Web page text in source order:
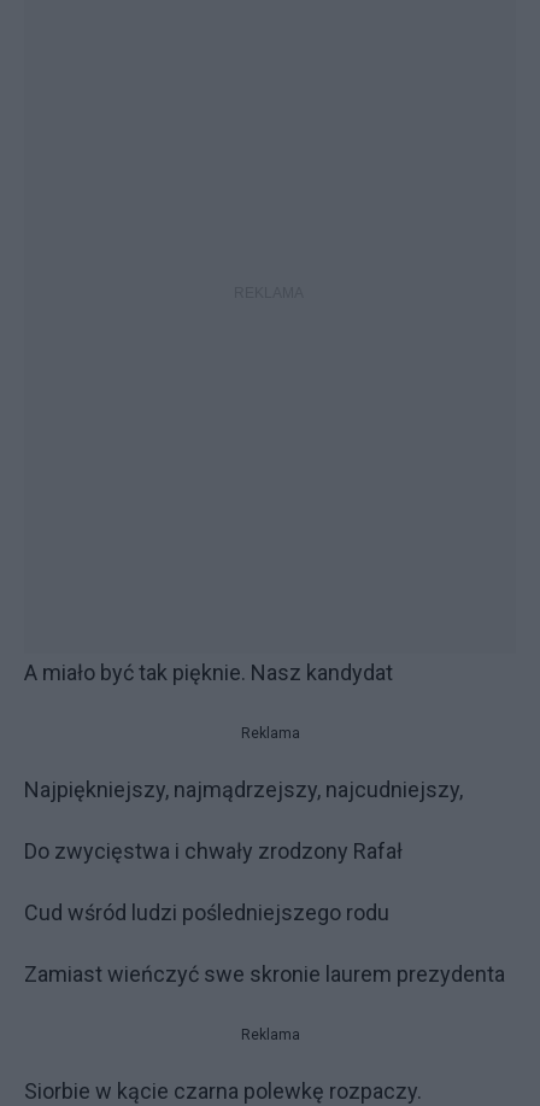
A miało być tak pięknie. Nasz kandydat
Reklama
Najpiękniejszy, najmądrzejszy, najcudniejszy,
Do zwycięstwa i chwały zrodzony Rafał
Cud wśród ludzi pośledniejszego rodu
Zamiast wieńczyć swe skronie laurem prezydenta
Reklama
Siorbie w kącie czarna polewkę rozpaczy.